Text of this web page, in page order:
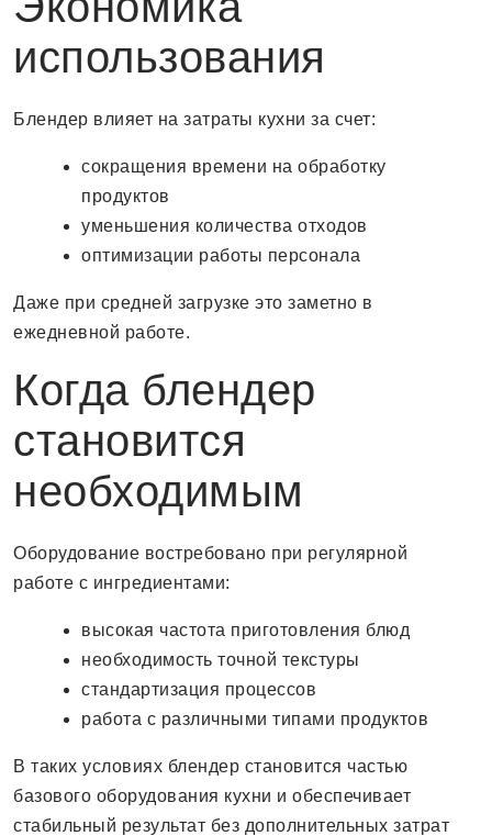
использования
Блендер влияет на затраты кухни за счет:
сокращения времени на обработку
продуктов
уменьшения количества отходов
оптимизации работы персонала
Даже при средней загрузке это заметно в
ежедневной работе.
Когда блендер
становится
необходимым
Оборудование востребовано при регулярной
работе с ингредиентами:
высокая частота приготовления блюд
необходимость точной текстуры
стандартизация процессов
работа с различными типами продуктов
В таких условиях блендер становится частью
базового оборудования кухни и обеспечивает
стабильный результат без дополнительных затрат